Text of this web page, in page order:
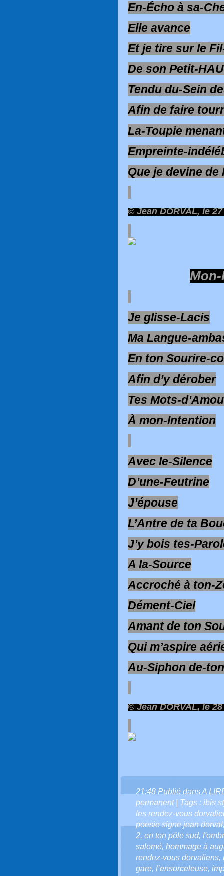
En-Écho à sa-
Elle avance
Et je tire sur le
De son Petit-
Tendu du-Sein
Afin de faire
La-Toupie
Empreinte-
Que je devine
© Jean DORVAL, le
Mon-
Je glisse-Lacis
Ma Langue-
En ton Sourire-
Afin d’y dérober
Tes Mots-
À mon-Intention
Avec le-Silence
D’une-Feutrine
J’épouse
L’Antre de ta
J’y bois tes-
A la-Source
Accroché à ton-
Dément-Ciel
Amant de ton
Qui m’aspire
Au-Siphon de-
© Jean DORVAL, le
21:48 Publié dansA
permanent| Tags : ibis
les rendez-vous
poesie signe jean dorval
2, en ton pôle sud,
salomé, hommage à
rendez-vous dorvaliens,
gare, l’ensorceleuse,